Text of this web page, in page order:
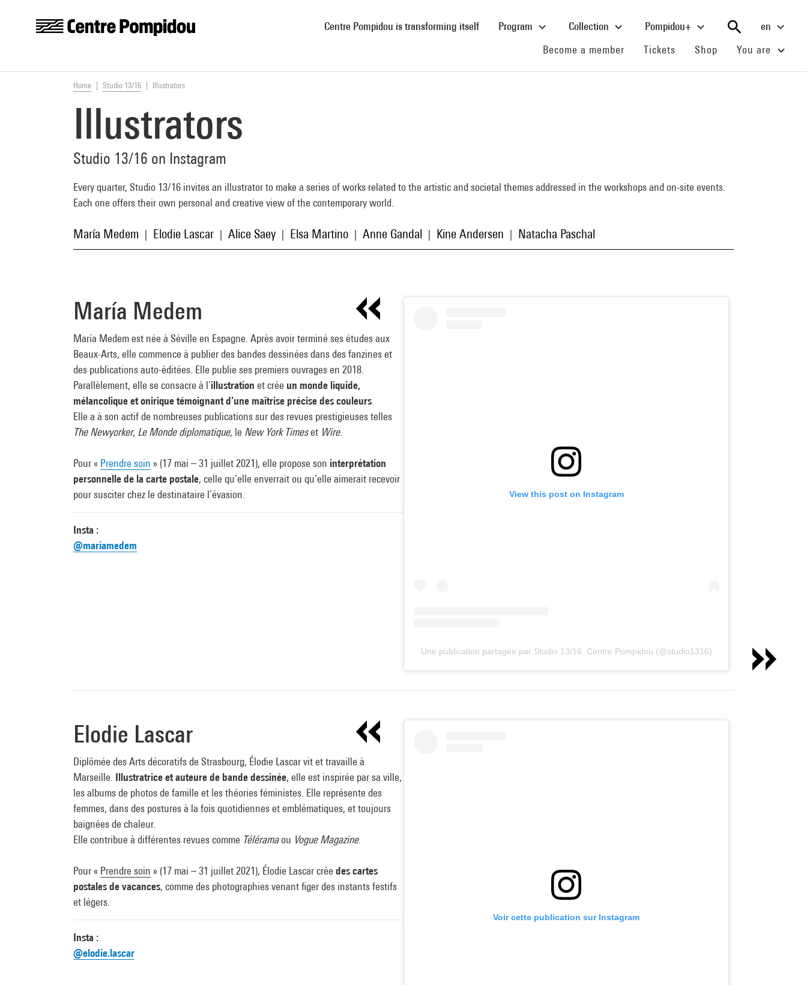
Centre Pompidou is transforming itself(current)Program Collection Pompidou+
en
Become a member (current)
Tickets (current)
Shop (current)You are
You are here:
Home Studio 13/16 Illustrators
Illustrators
Studio 13/16 on Instagram
Every quarter, Studio 13/16 invites an illustrator to make a series of works related to the artistic and societal themes addressed in the workshops and on-site events.
Each one offers their own personal and creative view of the contemporary world.
María Medem Elodie Lascar Alice Saey Elsa Martino Anne Gandal Kine Andersen Natacha Paschal
María Medem
María Medem est née à Séville en Espagne. Après avoir terminé ses études aux
Beaux-Arts, elle commence à publier des bandes dessinées dans des fanzines et
des publications auto-éditées. Elle publie ses premiers ouvrages en 2018.
Parallèlement, elle se consacre à l’illustration et crée un monde liquide,
mélancolique et onirique témoignant d’une maîtrise précise des couleurs
Elle a à son actif de nombreuses publications sur des revues prestigieuses telles
The Newyorker, Le Monde diplomatique, le New York Timeset Wire.
Pour « Prendre soin » (17 mai – 31 juillet 2021), elle propose son interprétation
personnelle de la carte postale, celle qu’elle enverrait ou qu’elle aimerait recevoir
pour susciter chez le destinataire l’évasion.
Insta :
@mariamedem
View this post on Instagram
Une publication partagée par Studio 13/16, Centre Pompidou (@studio1316)
Elodie Lascar
Diplômée des Arts décoratifs de Strasbourg, Élodie Lascar vit et travaille à
Marseille. Illustratrice et auteure de bande dessinée, elle est inspirée par sa ville,
les albums de photos de famille et les théories féministes. Elle représente des
femmes, dans des postures à la fois quotidiennes et emblématiques, et toujours
baignées de chaleur.
Elle contribue à différentes revues comme Téléramaou Vogue Magazine.
Pour « Prendre soin » (17 mai – 31 juillet 2021), Élodie Lascar crée des cartes
postales de vacances, comme des photographies venant figer des instants festifs
et légers.
Insta :
@elodie.lascar
Voir cette publication sur Instagram